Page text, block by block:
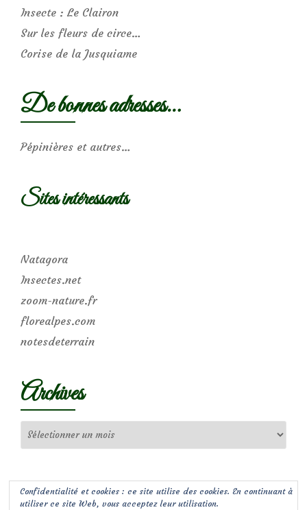
Insecte : Le Clairon
Sur les fleurs de circe…
Corise de la Jusquiame
De bonnes adresses…
Pépinières et autres…
Sites intéressants
Natagora
Insectes.net
zoom-nature.fr
florealpes.com
notesdeterrain
Archives
Confidentialité et cookies : ce site utilise des cookies. En continuant à
utiliser ce site Web, vous acceptez leur utilisation.